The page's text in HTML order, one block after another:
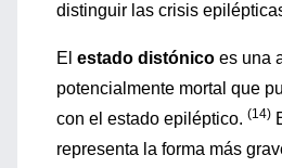
distinguir las crisis
El estado distónico es una
potencialmente mortal que
con el estado epiléptico. (14)
representa la forma más